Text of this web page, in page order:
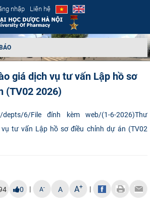
nhập Liên hệ
NGHỆ
giá dịch vụ tư vấn Lập hồ sơ
(TV02 2026)
6/File đính kèm web/(1-6-2026)Thư
tư vấn Lập hồ sơ điều chỉnh dự án (TV02
0 | A- A A+ |